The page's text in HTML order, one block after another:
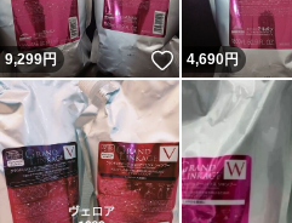
9,299円 いいね！
4,690円